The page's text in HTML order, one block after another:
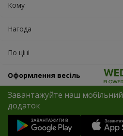
Кому
Нагода
По ціні
Оформлення весіль
Завантажуйте наш мобільний
додаток